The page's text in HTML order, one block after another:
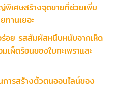
พิเศษสร้างจุดขายที่ช่วยเพิ่ม
านเยอะ
ร่อย รสสัมผัสหนึบหนับจากเห็ด
ผ็ดร้อนของใบกะเพราและ
ารสร้างตัวตนออนไลน์ของ